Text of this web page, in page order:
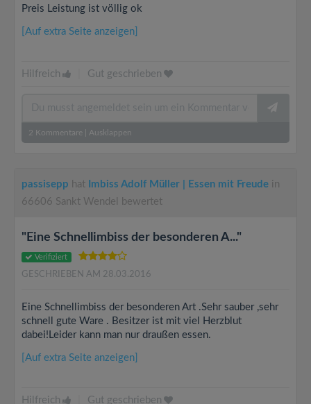
Preis Leistung ist völlig ok
[Auf extra Seite anzeigen]
Hilfreich Gut geschrieben
2 Kommentare Ausklappen
passisepp hat Imbiss Adolf Müller | Essen mit Freude in
66606 Sankt Wendel bewertet
"Eine Schnellimbiss der besonderen A..."
Verifiziert
GESCHRIEBEN AM 28.03.2016
Eine Schnellimbiss der besonderen Art .Sehr sauber ,sehr
schnell gute Ware . Besitzer ist mit viel Herzblut
dabei!Leider kann man nur draußen essen.
[Auf extra Seite anzeigen]
Hilfreich Gut geschrieben